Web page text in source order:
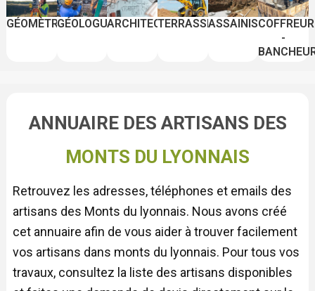
GÉOMÈTREGÉOLOGUEARCHITECTETERRASSIERASSAINISSEMENT
COFFREUR
-
ANNUAIRE DES ARTISANS DES
MONTS DU LYONNAIS
Retrouvez les adresses, téléphones et emails des
artisans des Monts du lyonnais. Nous avons créé
cet annuaire afin de vous aider à trouver facilement
vos artisans dans monts du lyonnais. Pour tous vos
travaux, consultez la liste des artisans disponibles